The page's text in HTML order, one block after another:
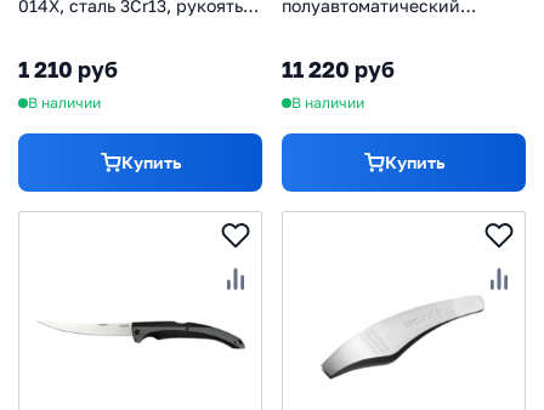
014X, сталь 3Cr13, рукоять
1 210 руб
В наличии
Купить
полуавтоматический
10 + Get a Way CR/6850GC
11 220 руб
В наличии
Купить